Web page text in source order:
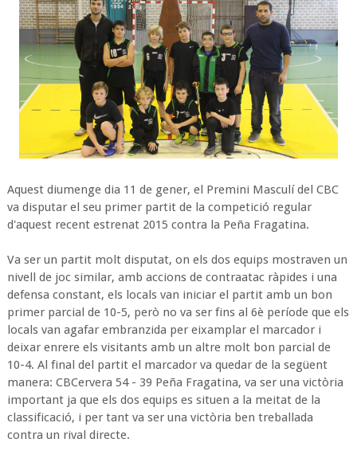
Aquest diumenge dia 11 de gener, el Premini Masculí del CBC
va disputar el seu primer partit de la competició regular
d'aquest recent estrenat 2015 contra la Peña Fragatina.
Va ser un partit molt disputat, on els dos equips mostraven un
nivell de joc similar, amb accions de contraatac ràpides i una
defensa constant, els locals van iniciar el partit amb un bon
primer parcial de 10-5, però no va ser fins al 6è període que els
locals van agafar embranzida per eixamplar el marcador i
deixar enrere els visitants amb un altre molt bon parcial de
10-4. Al final del partit el marcador va quedar de la següent
manera: CBCervera 54 - 39 Peña Fragatina, va ser una victòria
important ja que els dos equips es situen a la meitat de la
classificació, i per tant va ser una victòria ben treballada
contra un rival directe.